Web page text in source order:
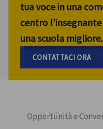
tua voce in una
centro
una scuola migliore.
CONTATTACI ORA
Opportunità e